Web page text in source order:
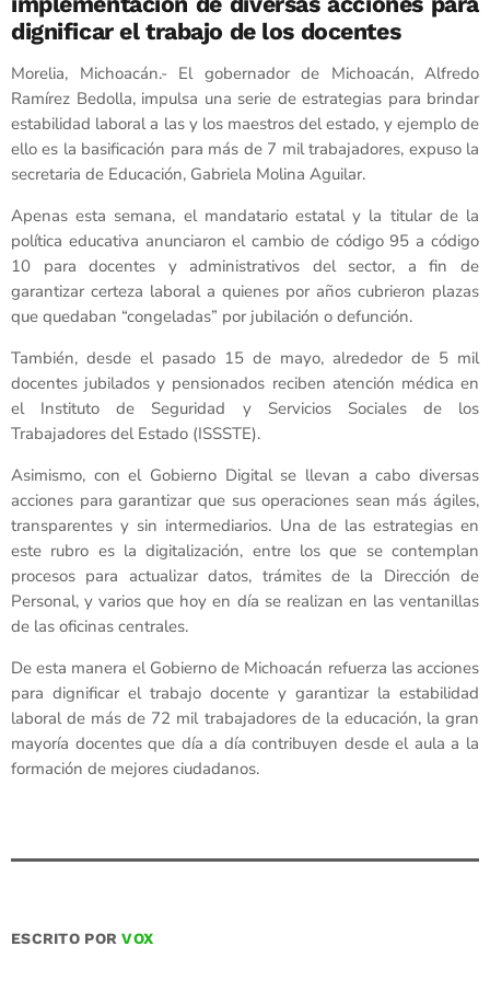
dignificar el trabajo de los docentes
Morelia, Michoacán.- El gobernador de Michoacán, Alfredo
Ramírez Bedolla, impulsa una serie de estrategias para brindar
estabilidad laboral a las y los maestros del estado, y ejemplo de
ello es la basificación para más de 7 mil trabajadores, expuso la
secretaria de Educación, Gabriela Molina Aguilar.
Apenas esta semana, el mandatario estatal y la titular de la
política educativa anunciaron el cambio de código 95 a código
10 para docentes y administrativos del sector, a fin de
garantizar certeza laboral a quienes por años cubrieron plazas
que quedaban “congeladas” por jubilación o defunción.
También, desde el pasado 15 de mayo, alrededor de 5 mil
docentes jubilados y pensionados reciben atención médica en
el Instituto de Seguridad y Servicios Sociales de los
Trabajadores del Estado (ISSSTE).
Asimismo, con el Gobierno Digital se llevan a cabo diversas
acciones para garantizar que sus operaciones sean más ágiles,
transparentes y sin intermediarios. Una de las estrategias en
este rubro es la digitalización, entre los que se contemplan
procesos para actualizar datos, trámites de la Dirección de
Personal, y varios que hoy en día se realizan en las ventanillas
de las oficinas centrales.
De esta manera el Gobierno de Michoacán refuerza las acciones
para dignificar el trabajo docente y garantizar la estabilidad
laboral de más de 72 mil trabajadores de la educación, la gran
mayoría docentes que día a día contribuyen desde el aula a la
formación de mejores ciudadanos.
ESCRITO PORVOX